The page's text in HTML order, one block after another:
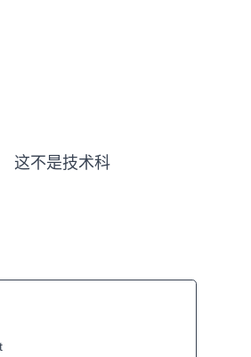
这不是技术科